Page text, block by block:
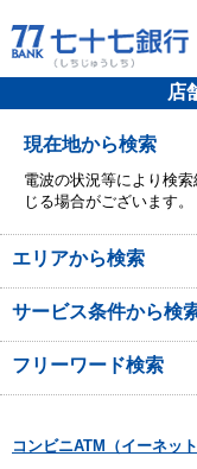
店
現在地から検索
電波の状況等により検
じる場合がございます。
エリアから検索
サービス条件から検
フリーワード検索
コンビニATM（イーネッ